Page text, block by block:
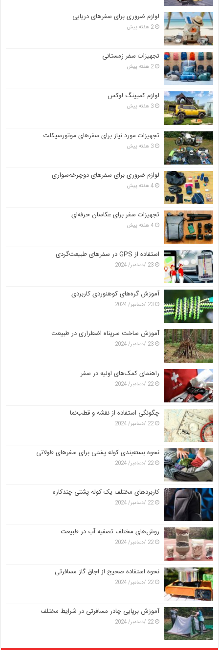
لوازم ضروری برای سفرهای دریایی
2 هفته پیش
تجهیزات سفر زمستانی
2 هفته پیش
لوازم کمپینگ لوکس
3 هفته پیش
تجهیزات مورد نیاز برای سفرهای موتورسیکلت
3 هفته پیش
لوازم ضروری برای سفرهای دوچرخه‌سواری
4 هفته پیش
تجهیزات سفر برای عکاسان حرفه‌ای
4 هفته پیش
استفاده از GPS در سفرهای طبیعت‌گردی
23 /دسامبر/ 2024
آموزش گره‌های کوهنوردی کاربردی
23 /دسامبر/ 2024
آموزش ساخت سرپناه اضطراری در طبیعت
23 /دسامبر/ 2024
راهنمای کمک‌های اولیه در سفر
22 /دسامبر/ 2024
چگونگی استفاده از نقشه و قطب‌نما
22 /دسامبر/ 2024
نحوه بسته‌بندی کوله پشتی برای سفرهای طولانی
22 /دسامبر/ 2024
کاربردهای مختلف یک کوله پشتی چندکاره
22 /دسامبر/ 2024
روش‌های مختلف تصفیه آب در طبیعت
22 /دسامبر/ 2024
نحوه استفاده صحیح از اجاق گاز مسافرتی
22 /دسامبر/ 2024
آموزش برپایی چادر مسافرتی در شرایط مختلف
22 /دسامبر/ 2024